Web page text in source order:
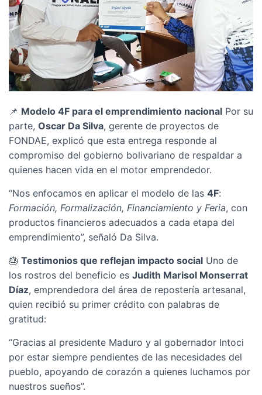
📌 Modelo 4F para el emprendimiento nacional Por su
parte, Oscar Da Silva, gerente de proyectos de
FONDAE, explicó que esta entrega responde al
compromiso del gobierno bolivariano de respaldar a
quienes hacen vida en el motor emprendedor.
“Nos enfocamos en aplicar el modelo de las 4F:
Formación, Formalización, Financiamiento y Feria, con
productos financieros adecuados a cada etapa del
emprendimiento”, señaló Da Silva.
🎂 Testimonios que reflejan impacto social Uno de
los rostros del beneficio es Judith Marisol Monserrat
Díaz, emprendedora del área de repostería artesanal,
quien recibió su primer crédito con palabras de
gratitud:
“Gracias al presidente Maduro y al gobernador Intoci
por estar siempre pendientes de las necesidades del
pueblo, apoyando de corazón a quienes luchamos por
nuestros sueños”.